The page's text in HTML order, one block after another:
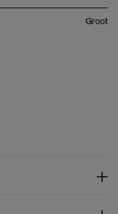
Groot